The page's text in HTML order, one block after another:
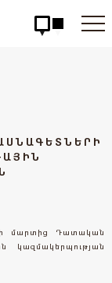
մարտից Դատական
կազմակերպության